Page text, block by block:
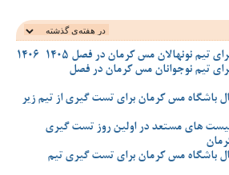
نونهالان مس کرمان در فصل 1405-1406
تیم نوجوانان مس کرمان در فصل
باشگاه مس کرمان برای تست گیری از تیم زیر
های مستعد در اولین روز تست گیری
باشگاه مس کرمان برای تست گیری تیم